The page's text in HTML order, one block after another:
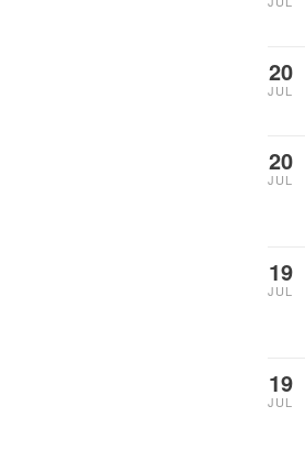
20
JUL
20
JUL
19
JUL
19
JUL